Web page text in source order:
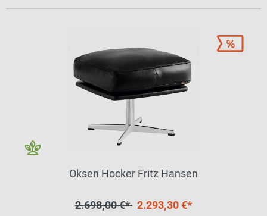
Oksen Hocker Fritz Hansen
2.698,00 €* 2.293,30 €*